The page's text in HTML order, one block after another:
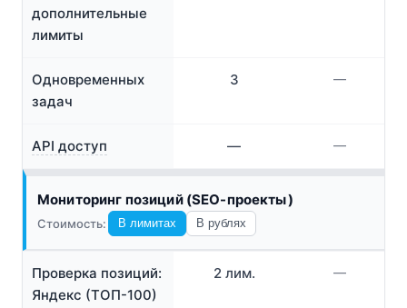
дополнительные
лимиты
Одновременных
задач
3 —
API доступ — —
Мониторинг позиций (SEO-проекты)
Стоимость: В лимитах В рублях
Проверка позиций:
Яндекс (ТОП-100)
2 лим. —